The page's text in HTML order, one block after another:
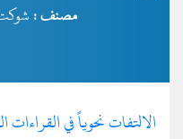
مصنف :
الالتفات نحوياً في القراءات